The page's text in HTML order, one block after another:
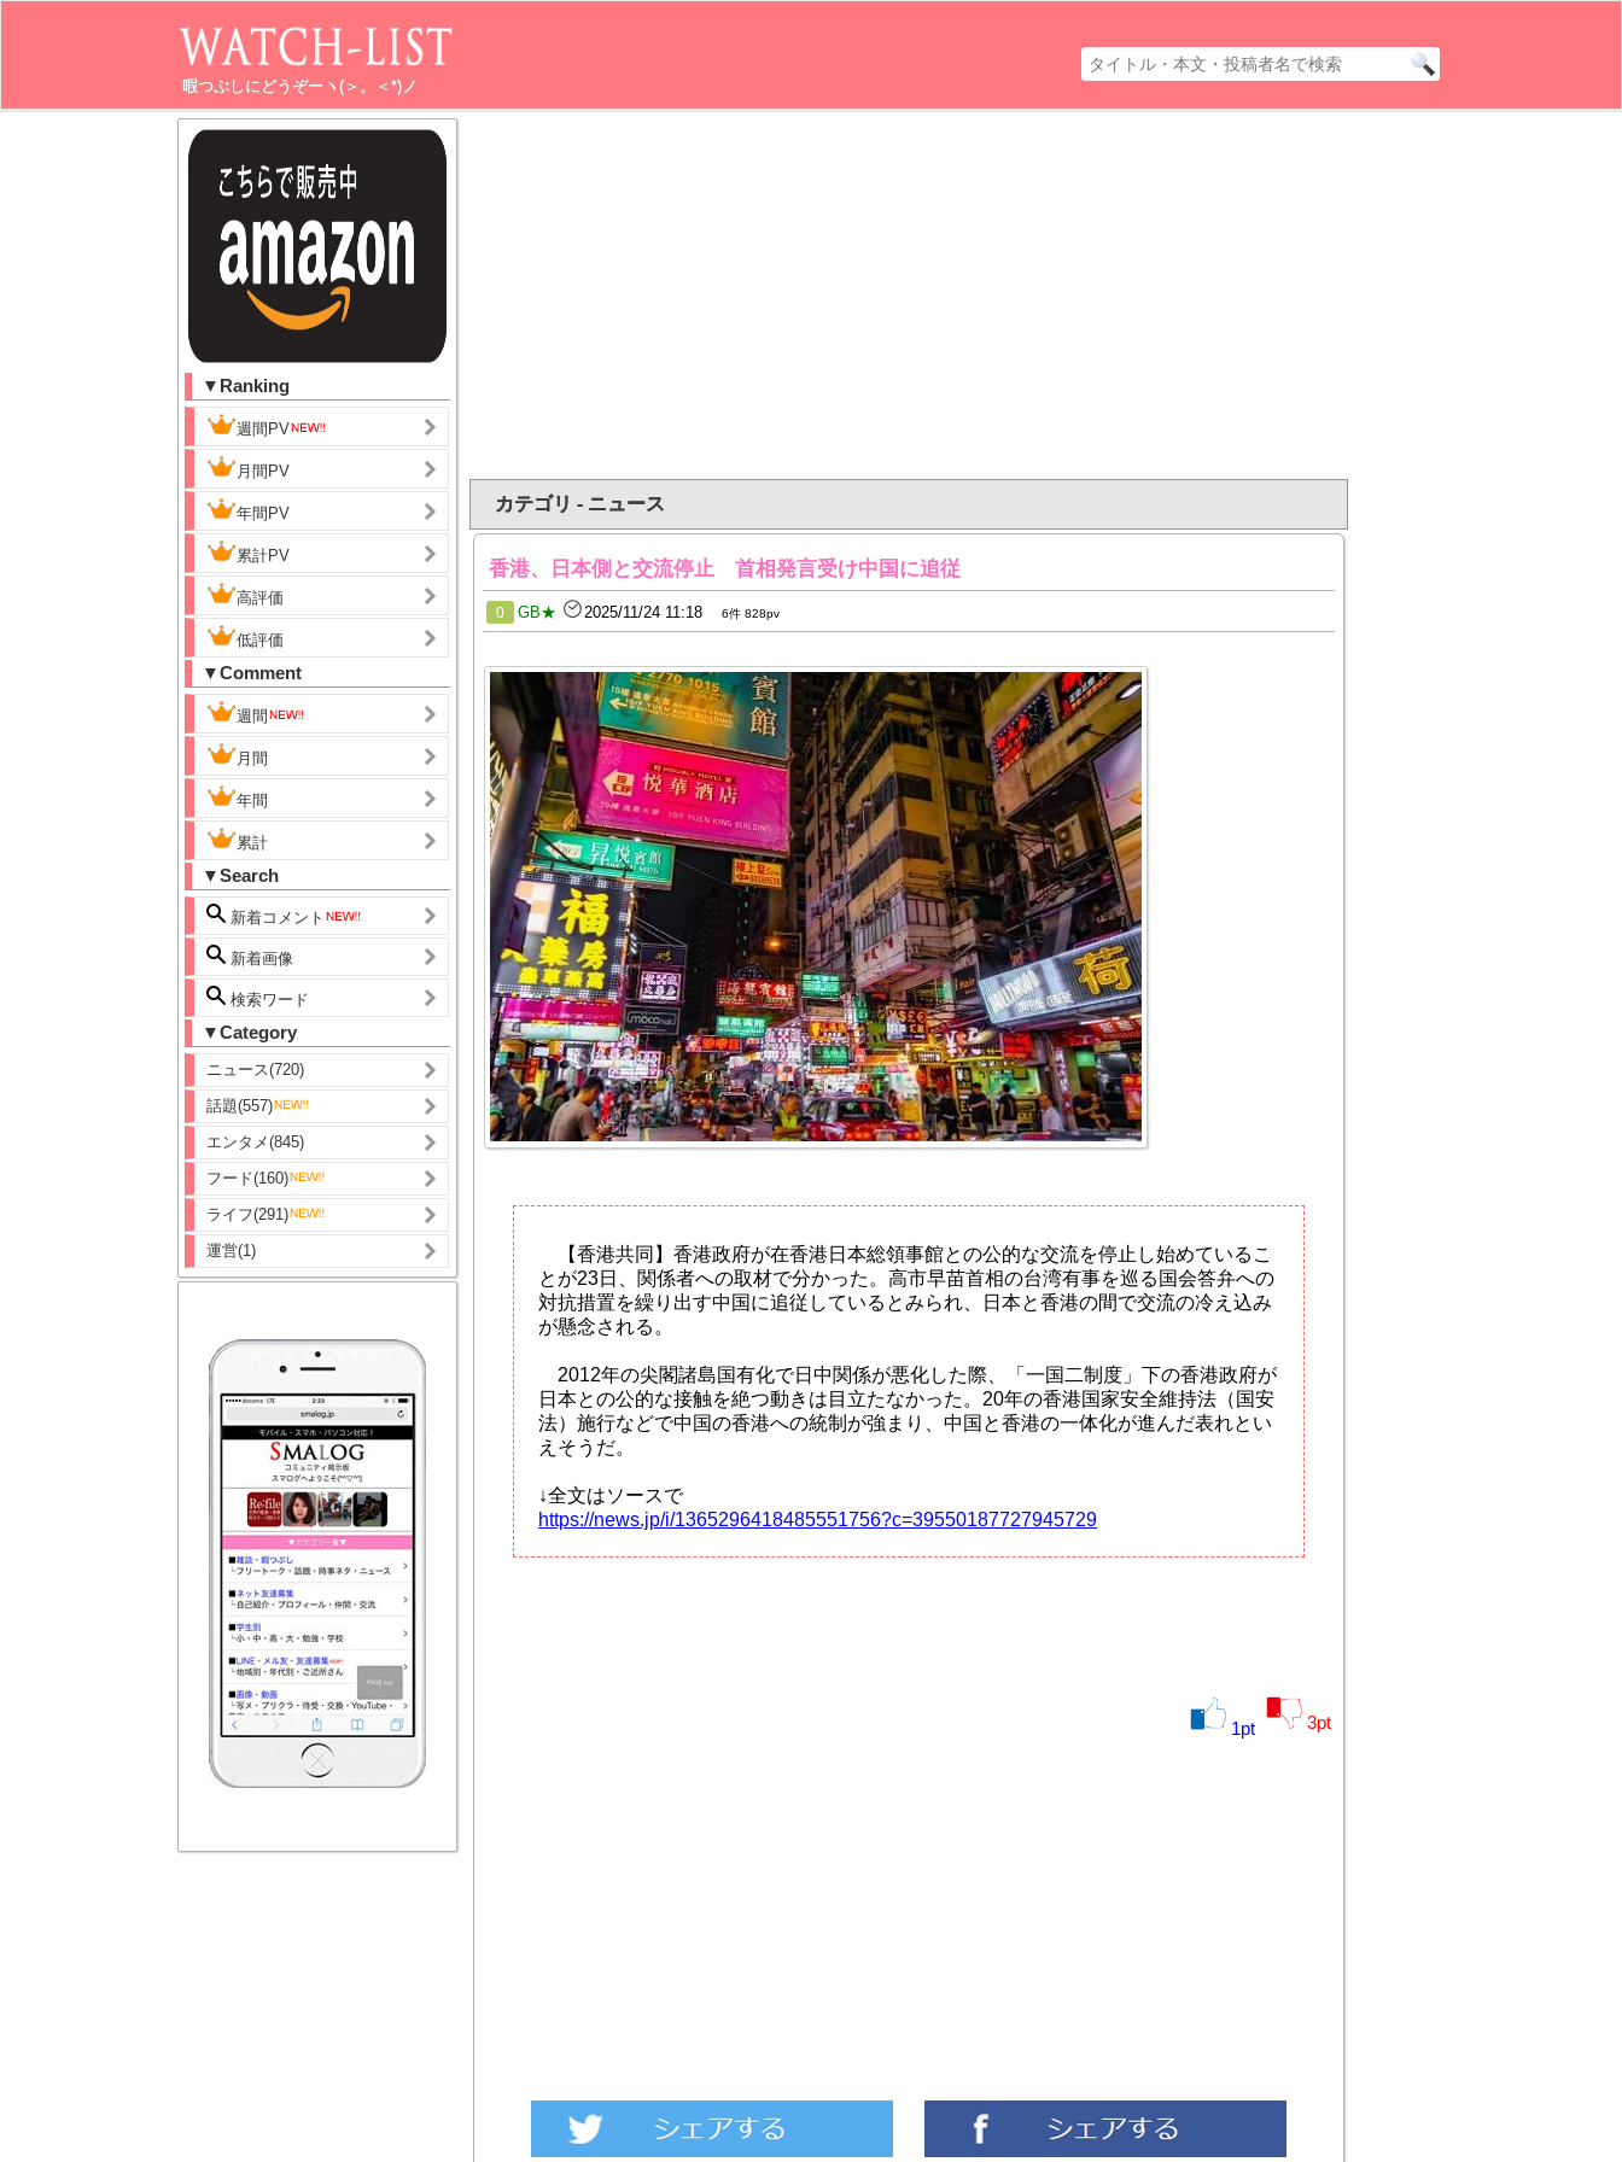
暇つぶしにどうぞーヽ(＞。＜*)ノ
▼Ranking
週間PV
月間PV
年間PV
累計PV
高評価
低評価
▼Comment
週間
月間
年間
累計
▼Search
新着コメント
新着画像
検索ワード
▼Category
ニュース(720)
話題(557)
エンタメ(845)
フード(160)
ライフ(291)
運営(1)
カテゴリ - ニュース
香港、日本側と交流停止 首相発言受け中国に追従
0 GB★ 2025/11/24 11:18 6件 828pv
【香港共同】香港政府が在香港日本総領事館との公的な交流を停止し始めているこ
とが23日、関係者への取材で分かった。高市早苗首相の台湾有事を巡る国会答弁への
対抗措置を繰り出す中国に追従しているとみられ、日本と香港の間で交流の冷え込み
が懸念される。
2012年の尖閣諸島国有化で日中関係が悪化した際、「一国二制度」下の香港政府が
日本との公的な接触を絶つ動きは目立たなかった。20年の香港国家安全維持法（国安
法）施行などで中国の香港への統制が強まり、中国と香港の一体化が進んだ表れとい
えそうだ。
↓全文はソースで
https://news.jp/i/1365296418485551756?c=39550187727945729
1pt 3pt